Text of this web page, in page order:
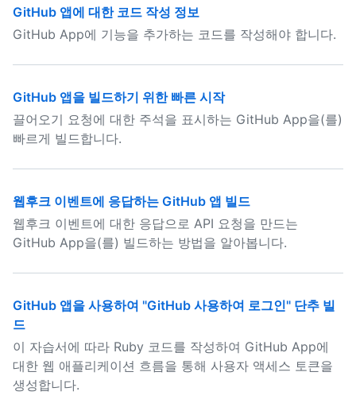
GitHub 앱에 대한 코드 작성 정보
GitHub App에 기능을 추가하는 코드를 작성해야 합니다.
GitHub 앱을 빌드하기 위한 빠른 시작
끌어오기 요청에 대한 주석을 표시하는 GitHub App을(를)
빠르게 빌드합니다.
웹후크 이벤트에 응답하는 GitHub 앱 빌드
웹후크 이벤트에 대한 응답으로 API 요청을 만드는
GitHub App을(를) 빌드하는 방법을 알아봅니다.
GitHub 앱을 사용하여 "GitHub 사용하여 로그인" 단추 빌
드
이 자습서에 따라 Ruby 코드를 작성하여 GitHub App에
대한 웹 애플리케이션 흐름을 통해 사용자 액세스 토큰을
생성합니다.